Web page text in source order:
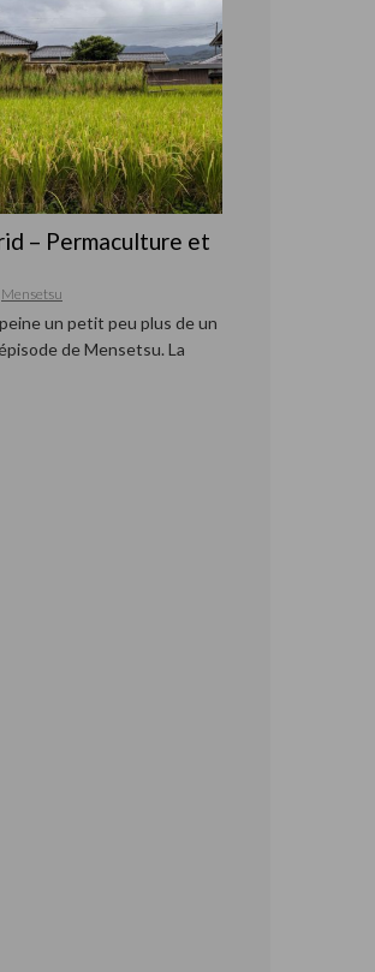
– Permaculture et
Mensetsu
un petit peu plus de un
de Mensetsu. La